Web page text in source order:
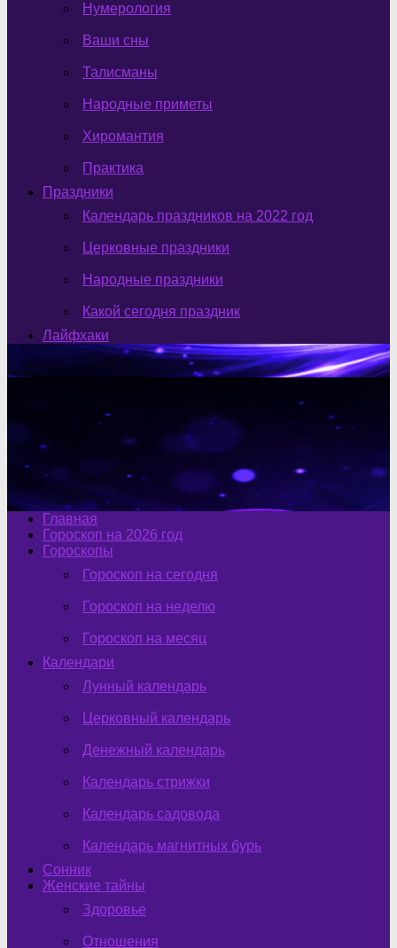
Нумерология
Ваши сны
Талисманы
Народные приметы
Хиромантия
Практика
Праздники
Календарь праздников на 2022 год
Церковные праздники
Народные праздники
Какой сегодня праздник
Лайфхаки
Главная
Гороскоп на 2026 год
Гороскопы
Гороскоп на сегодня
Гороскоп на неделю
Гороскоп на месяц
Календари
Лунный календарь
Церковный календарь
Денежный календарь
Календарь стрижки
Календарь садовода
Календарь магнитных бурь
Сонник
Женские тайны
Здоровье
Отношения